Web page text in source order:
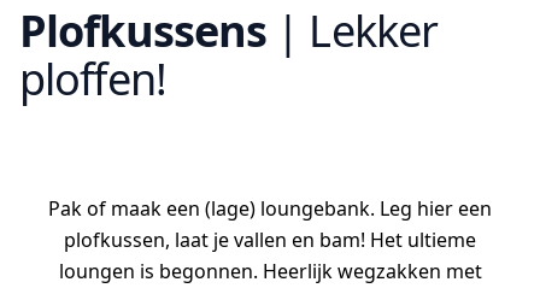
Plofkussens | Lekker
ploffen!
Pak of maak een (lage) loungebank. Leg hier een
plofkussen, laat je vallen en bam! Het ultieme
loungen is begonnen. Heerlijk wegzakken met